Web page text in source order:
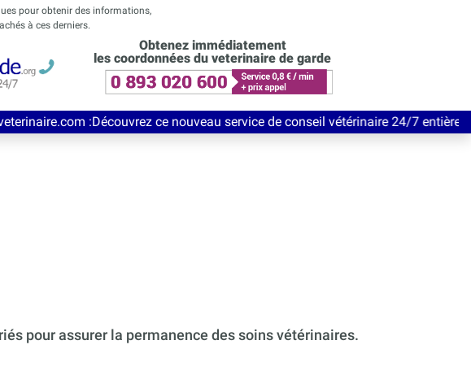
pour obtenir des informations,
à ces derniers.
Obtenez immédiatement
les coordonnées du veterinaire de garde
ce nouveau service de conseil vétérinaire 24/7 entièrement Gratuit
pour assurer la permanence des soins vétérinaires.